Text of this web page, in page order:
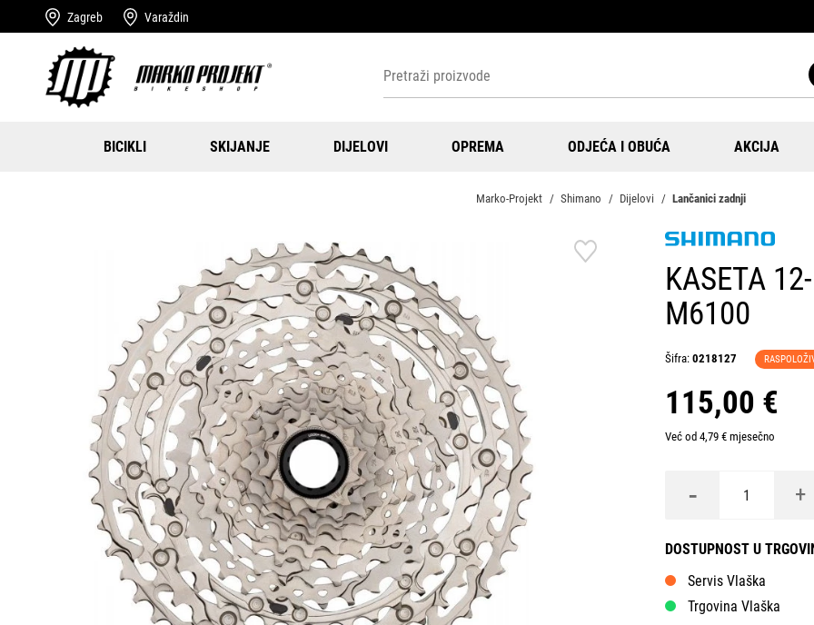
Zagreb Varaždin
BICIKLI SKIJANJE DIJELOVI OPREMA ODJEĆA I OBUĆA AKCIJA
Marko-Projekt Shimano Dijelovi Lančanici zadnji
KASETA
M6100
Šifra: 0218127
115,00 €
Već od 4,79 € mjesečno
- +
DOSTUPNOST U
Servis Vlaška
Trgovina Vlaška